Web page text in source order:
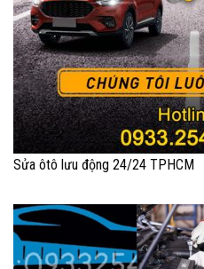
Sửa ôtô lưu động 24/24 TPHCM